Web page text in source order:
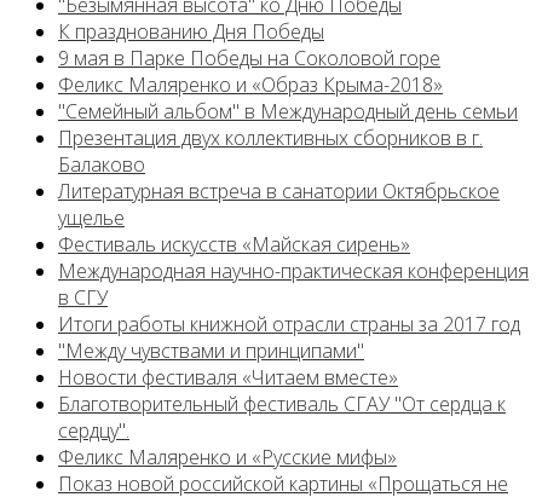
К празднованию Дня Победы
9 мая в Парке Победы на Соколовой горе
Феликс Маляренко и «Образ Крыма-2018»
"Семейный альбом" в Международный день семьи
Презентация двух коллективных сборников в г.
Балаково
Литературная встреча в санатории Октябрьское
ущелье
Фестиваль искусств «Майская сирень»
Международная научно-практическая конференция
в СГУ
Итоги работы книжной отрасли страны за 2017 год
"Между чувствами и принципами"
Новости фестиваля «Читаем вместе»
Благотворительный фестиваль СГАУ "От сердца к
сердцу".
Феликс Маляренко и «Русские мифы»
Показ новой российской картины «Прощаться не